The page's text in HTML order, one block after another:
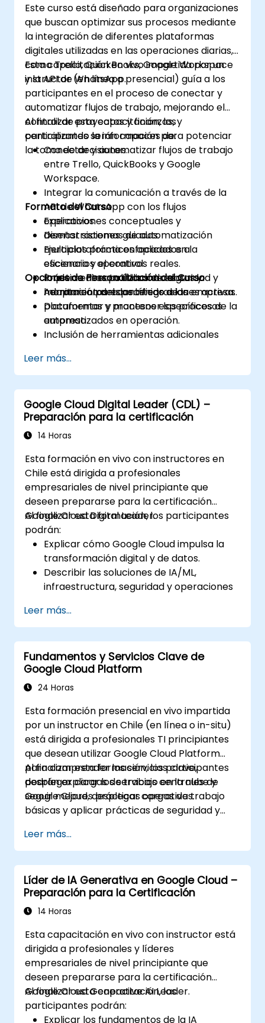
Este curso está diseñado para organizaciones
que buscan optimizar sus procesos mediante
la integración de diferentes plataformas
digitales utilizadas en las operaciones diarias,
como Trello, QuickBooks, Google Workspace
y la API de WhatsApp.
Esta capacitación en vivo impartida por un
instructor (en línea o presencial) guía a los
participantes en el proceso de conectar y
automatizar flujos de trabajo, mejorando el
control de proyectos y finanzas, y
centralizando la información para potenciar
la toma de decisiones.
Al finalizar esta capacitación, los
participantes serán capaces de:
Conectar y automatizar flujos de trabajo
entre Trello, QuickBooks y Google
Workspace.
Integrar la comunicación a través de la
API de WhatsApp con los flujos
operativos.
Diseñar sistemas de automatización
multiplataforma enfocados en la
eficiencia y el control.
Implementar políticas de seguridad y
monitoreo para las integraciones activas.
Documentar y mantener los procesos
automatizados en operación.
Formato del Curso
Explicaciones conceptuales y
demostraciones guiadas.
Ejercicios prácticos aplicados a
escenarios operativos reales.
Práctica directa utilizando datos y
herramientas específicos de la empresa.
Opciones de Personalización del Curso
Adaptación del contenido a las
plataformas y procesos específicos de la
empresa.
Inclusión de herramientas adicionales
Automate.
Análisis y diseño de flujos de integración
de datos reales.
Leer más...
Google Cloud Digital Leader (CDL) –
Preparación para la certificación
14 Horas
Esta formación en vivo con instructores en
Chile está dirigida a profesionales
empresariales de nivel principiante que
deseen prepararse para la certificación
Google Cloud Digital Leader.
Al finalizar esta formación, los participantes
podrán:
Explicar cómo Google Cloud impulsa la
transformación digital y de datos.
Describir las soluciones de IA/ML,
infraestructura, seguridad y operaciones
Prepararse para el examen de
certificación con preguntas simuladas y
revisión estructurada.
Leer más...
Fundamentos y Servicios Clave de
Google Cloud Platform
24 Horas
Esta formación presencial en vivo impartida
por un instructor en Chile (en línea o in-situ)
está dirigida a profesionales TI principiantes
que desean utilizar Google Cloud Platform
para comprender los servicios clave,
desplegar cargas de trabajo en la nube y
seguir mejores prácticas operativas.
Al finalizar esta formación, los participantes
podrán explicar los servicios centrales de
Google Cloud, desplegar cargas de trabajo
básicas y aplicar prácticas de seguridad y
Leer más...
Líder de IA Generativa en Google Cloud –
Preparación para la Certificación
14 Horas
Esta capacitación en vivo con instructor está
dirigida a profesionales y líderes
empresariales de nivel principiante que
deseen prepararse para la certificación
Google Cloud Generative AI Leader.
Al finalizar esta capacitación, los
participantes podrán:
Explicar los fundamentos de la IA